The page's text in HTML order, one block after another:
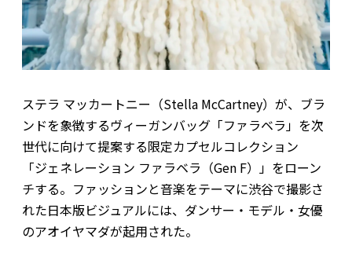
ステラ マッカートニー（Stella McCartney）が、ブラ
ンドを象徴するヴィーガンバッグ「ファラベラ」を次
世代に向けて提案する限定カプセルコレクション
「ジェネレーション ファラベラ（Gen F）」をローン
チする。ファッションと音楽をテーマに渋谷で撮影さ
れた日本版ビジュアルには、ダンサー・モデル・女優
のアオイヤマダが起用された。